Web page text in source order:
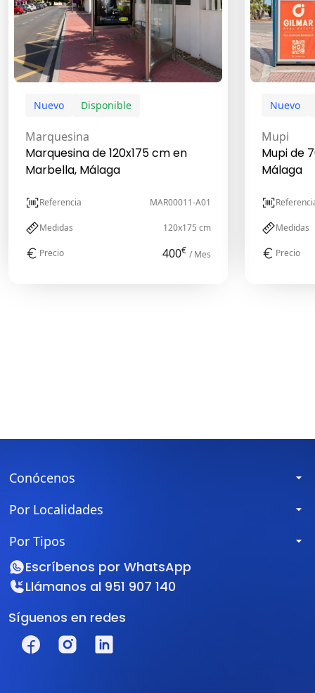
Nuevo Disponible
Marquesina
Marquesina de 120x175 cm en
Marbella, Málaga
Referencia MAR00011-A01
Medidas 120x175 cm
Precio 400€ / Mes
Nuevo
Mupi
Mupi de
Málaga
Medidas
Precio
Conócenos
Por Localidades
Por Tipos
Escríbenos por WhatsApp
Llámanos al 951 907 140
Síguenos en redes